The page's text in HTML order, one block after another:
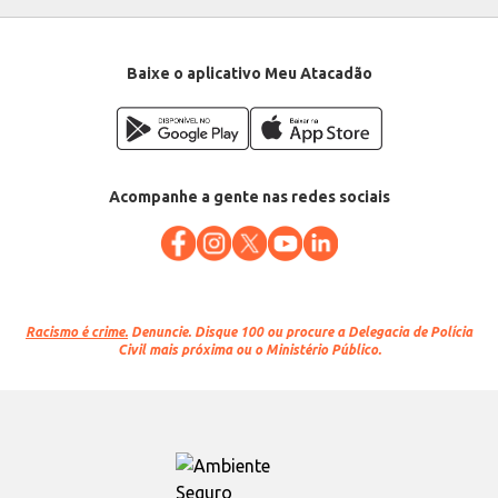
Baixe o aplicativo Meu Atacadão
Acompanhe a gente nas redes sociais
Racismo é crime. Denuncie. Disque 100 ou procure a Delegacia de Polícia
Civil mais próxima ou o Ministério Público.